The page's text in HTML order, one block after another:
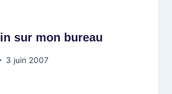
sur mon bureau
3 juin 2007